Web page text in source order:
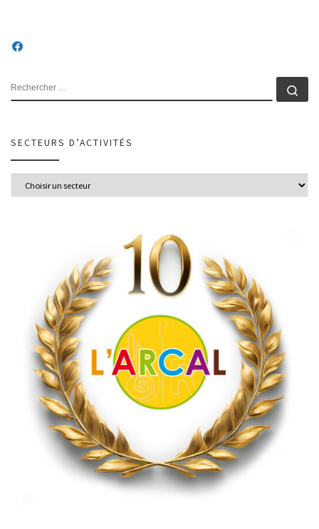
SECTEURS D’ACTIVITÉS